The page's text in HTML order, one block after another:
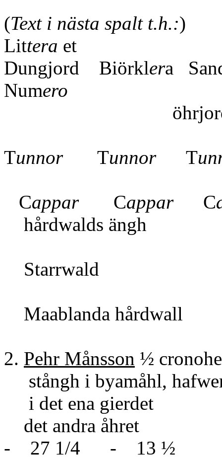
(Text i nästa spalt t.h.:)
Littera et
Dungjord Biörklera
Numero
TunnorTunnor T
CapparCappar C
2. Pehr Månsson ½
stångh i byamåhl,
i det ena
det andra
- 27 1/4 - 13 ½